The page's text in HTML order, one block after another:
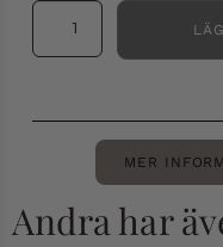
MER
Andra har